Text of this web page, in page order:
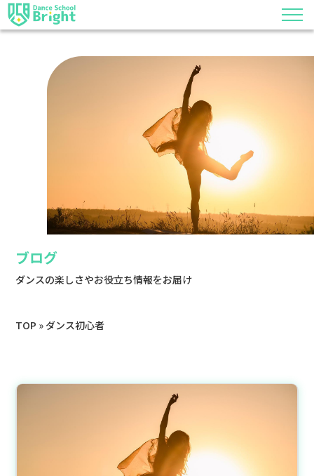
ブログ
ダンスの楽しさやお役立ち情報をお届け
TOP » ダンス初心者